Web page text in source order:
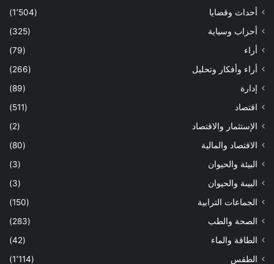
أحداث وقضايا
(1٬504)
أحزاب وسياية
(325)
أراء
(79)
أراء وأفكار وتحليل
(266)
إدارة
(89)
اقتصاد
(511)
الإستثمار والاقتصاد
(2)
الاقتصاد والمالية
(80)
البيئة والحيوان
(3)
البيىة والحيوان
(3)
الجماعات الترابية
(150)
الصحة والطب
(283)
الطاقة والماء
(42)
الطقس
(1٬114)